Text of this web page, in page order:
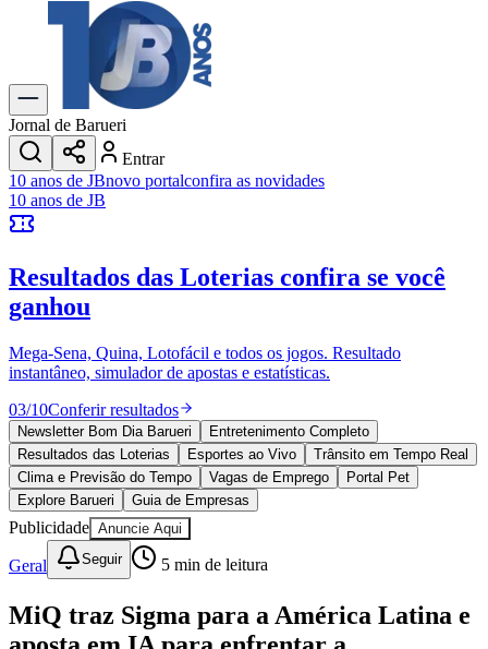
Explore Tudo
Últimas Notícias
Previsão do Tempo
Trânsito e Rotas
Dia a Dia & Lazer
Transportes
Gastronomia
Cinema & Shows
JogosNovo
Anuncie no Portal
Cadastrar Empresa
Divulgar Vagas
Política
Esportes
Saúde
Segurança
Cultura
Meio Ambiente
Obras
Educação
Bairros de Barueri
Selecione sua regiãoPara notícias da sua região
Jornal de Barueri
Entrar
10 anos de JBnovo portalconfira as novidades
10 anos de JB
Resultados das Loterias confira se você
ganhou
Mega-Sena, Quina, Lotofácil e todos os jogos. Resultado
instantâneo, simulador de apostas e estatísticas.
03/10Conferir resultados
Newsletter Bom Dia Barueri
Entretenimento Completo
Resultados das Loterias
Esportes ao Vivo
Trânsito em Tempo Real
Clima e Previsão do Tempo
Vagas de Emprego
Portal Pet
Explore Barueri
Guia de Empresas
Publicidade Anuncie Aqui
Geral Seguir 5 min de leitura
MiQ traz Sigma para a América Latina e